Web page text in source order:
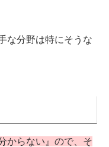
な分野は特にそうな
からない』ので、そ